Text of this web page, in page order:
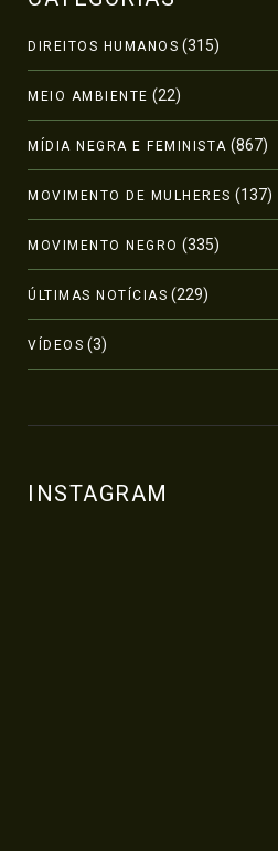
DIREITOS HUMANOS (315)
MEIO AMBIENTE (22)
MÍDIA NEGRA E FEMINISTA (867)
MOVIMENTO DE MULHERES (137)
MOVIMENTO NEGRO (335)
ÚLTIMAS NOTÍCIAS (229)
VÍDEOS (3)
INSTAGRAM